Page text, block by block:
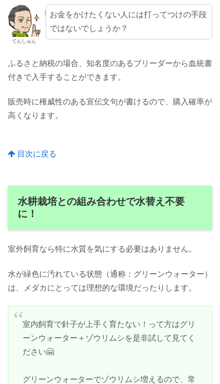
てんしゅん
お金をかけたくない人には打ってつけの手段
ではないでしょうか？
ふるさと納税の場合、知名度のあるブリーダーから血統書
付きで入手することができます。
販売時に権威性のある宣伝文句が書けるので、購入確率が
高くなります。
目次に戻る
水耕栽培との組み合わせで水替え不要
に！
室外飼育なら特に水質を気にする必要はありません。
水が緑色に汚れている状態（通称：グリーンウォーター）
は、メダカにとっては理想的な環境だったりします。
室内飼育で針子が上手く育たない！って方はグリ
ーンウォーター＋ゾウリムシを是非試して見てく
ださい🤗
グリーンウォーターでゾウリムシ増えるので、常